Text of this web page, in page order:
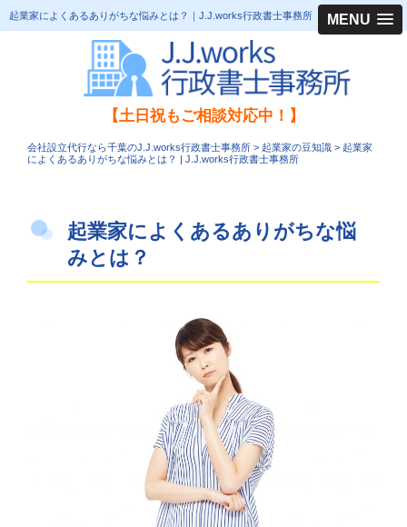
MENU
起業家によくあるありがちな悩みとは？｜J.J.works行政書士事務所
【土日祝もご相談対応中！】
会社設立代行なら千葉のJ.J.works行政書士事務所 > 起業家の豆知識 > 起業家
によくあるありがちな悩みとは？ | J.J.works行政書士事務所
起業家によくあるありがちな悩
みとは？